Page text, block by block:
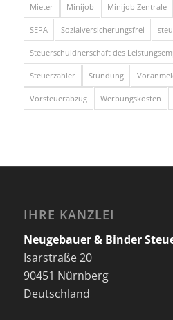
Mieter Minijob Minijob Zentrale
SEPA Sozialversicherungsfrei
Steuerschuldnerschaft des
Steuerzahler Stundung
Vorsteuerabzug Werbungskosten
IHRE KANZLEI
Neugebauer & Binder
Isarstraße 20
90451 Nürnberg
Deutschland